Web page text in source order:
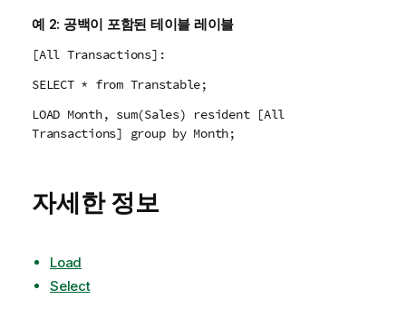
예 2: 공백이 포함된 테이블 레이블
[All Transactions]:
SELECT * from Transtable;
LOAD Month, sum(Sales) resident [All
Transactions] group by Month;
자세한 정보
Load
Select